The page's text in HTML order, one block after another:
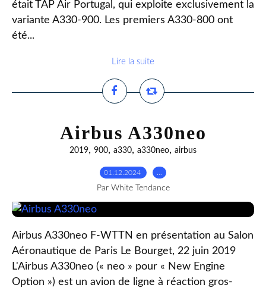
était TAP Air Portugal, qui exploite exclusivement la
variante A330-900. Les premiers A330-800 ont
été...
Lire la suite
Airbus A330neo
2019, 900, a330, a330neo, airbus
01.12.2024
Par White Tendance
Airbus A330neo F-WTTN en présentation au Salon
Aéronautique de Paris Le Bourget, 22 juin 2019
L'Airbus A330neo (« neo » pour « New Engine
Option ») est un avion de ligne à réaction gros-